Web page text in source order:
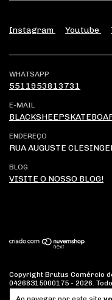
Instagram Youtube
WHATSAPP
5511953813731
E-MAIL
ENDEREÇO
RUA AUGUSTE
BLOG
VISITE O NOSSO BLOG!
Copyright Brutus Comércio
04268315000175 - 2026.